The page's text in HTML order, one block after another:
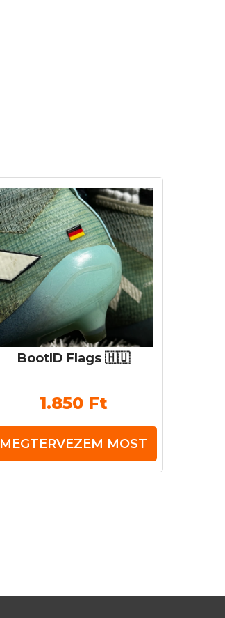
BootID Flags 🇭🇺
1.850 Ft
MEGTERVEZEM MOST